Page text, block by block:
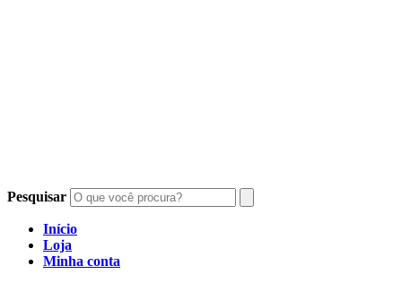
Pesquisar
Início
Loja
Minha conta